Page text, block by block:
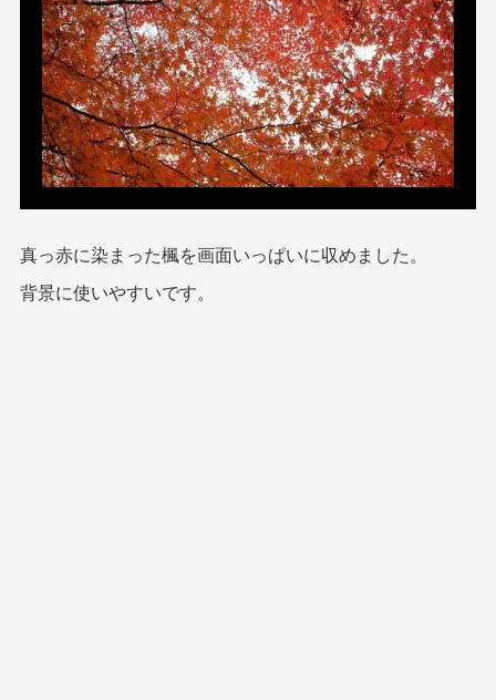
真っ赤に染まった楓を画面いっぱいに収めました。
背景に使いやすいです。